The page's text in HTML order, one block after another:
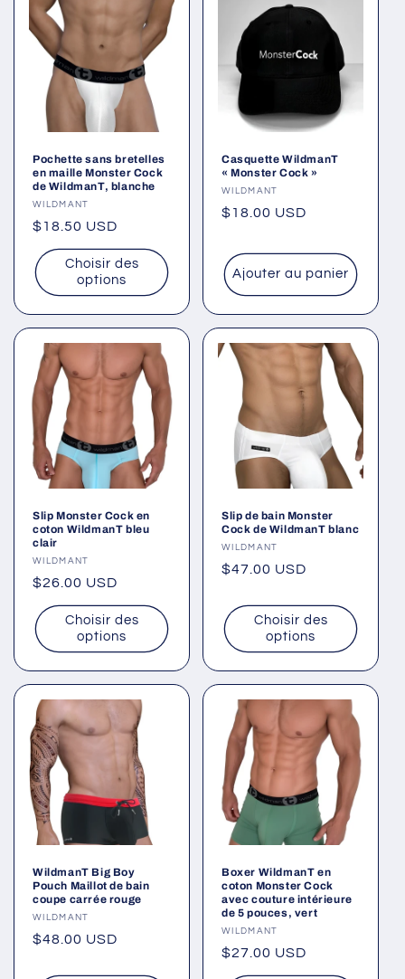
Pochette sans bretelles
en maille Monster Cock
de WildmanT, blanche
Fournisseur :
WILDMANT
Prix
habituel
$18.50 USD
Choisir des
options
Casquette WildmanT
« Monster Cock »
Fournisseur :
WILDMANT
Prix
$18.00 USD
Ajouter au panier
Slip Monster Cock en
coton WildmanT bleu
clair
Fournisseur :
WILDMANT
Prix
habituel
$26.00 USD
Choisir des
options
Slip de bain Monster
Cock de WildmanT blanc
Fournisseur :
WILDMANT
Prix
$47.00 USD
Choisir des
options
WildmanT Big Boy
Pouch Maillot de bain
coupe carrée rouge
Fournisseur :
WILDMANT
Prix
$48.00 USD
Boxer WildmanT en
coton Monster Cock
avec couture intérieure
de 5 pouces, vert
Fournisseur :
WILDMANT
Prix
habituel
$27.00 USD